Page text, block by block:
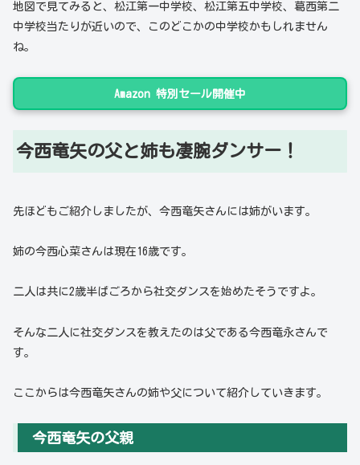
地図で見てみると、松江第一中学校、松江第五中学校、葛西第二
中学校当たりが近いので、このどこかの中学校かもしれません
ね。
Amazon 特別セール開催中
今西竜矢の父と姉も凄腕ダンサー！
先ほどもご紹介しましたが、今西竜矢さんには姉がいます。
姉の今西心菜さんは現在16歳です。
二人は共に2歳半ばごろから社交ダンスを始めたそうですよ。
そんな二人に社交ダンスを教えたのは父である今西竜永さんで
す。
ここからは今西竜矢さんの姉や父について紹介していきます。
今西竜矢の父親